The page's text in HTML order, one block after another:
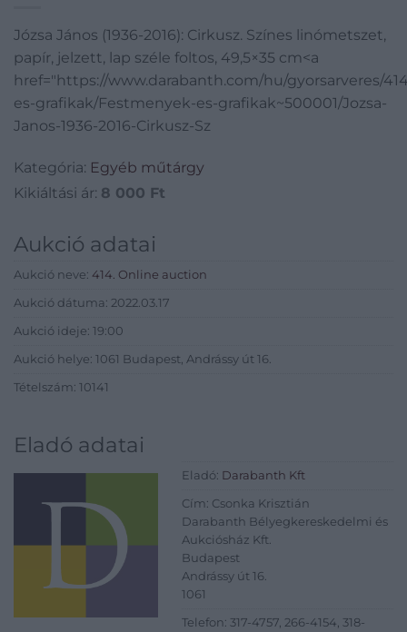
Józsa János (1936-2016): Cirkusz. Színes linómetszet,
papír, jelzett, lap széle foltos, 49,5×35 cm<a
href="https://www.darabanth.com/hu/gyorsarveres/
es-grafikak/Festmenyek-es-grafikak~500001/Jozsa-
Janos-1936-2016-Cirkusz-Sz
Kategória: Egyéb műtárgy
Kikiáltási ár: 8 000 Ft
Aukció adatai
Aukció neve: 414. Online auction
Aukció dátuma: 2022.03.17
Aukció ideje: 19:00
Aukció helye: 1061 Budapest, Andrássy út 16.
Tételszám: 10141
Eladó adatai
Eladó: Darabanth Kft
Cím: Csonka Krisztián
Darabanth Bélyegkereskedelmi és
Aukciósház Kft.
Budapest
Andrássy út 16.
1061
Telefon: 317-4757, 266-4154, 318-